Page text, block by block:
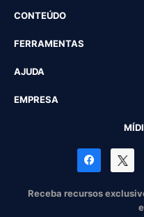
CONTEÚDO
FERRAMENTAS
AJUDA
EMPRESA
Receba recursos